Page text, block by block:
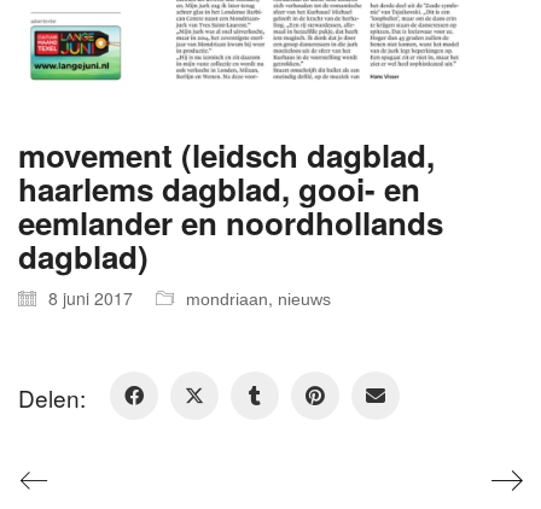
movement (leidsch dagblad,
haarlems dagblad, gooi- en
eemlander en noordhollands
dagblad)
8 juni 2017 mondriaan, nieuws
Delen: